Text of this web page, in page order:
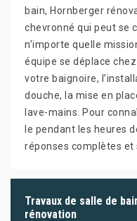
bain, Hornberger
chevronné qui peut se
n’importe quelle
équipe se déplace
votre baignoire,
douche, la mise en
lave-mains. Pour
le pendant les heures
réponses complètes et
Travaux de salle de
rénovation